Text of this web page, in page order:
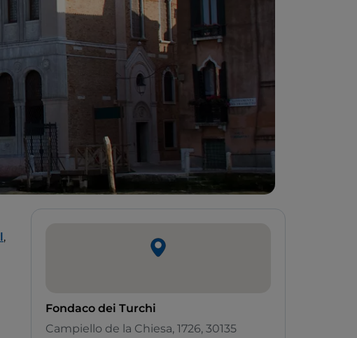
,
Fondaco dei Turchi
Campiello de la Chiesa, 1726, 30135